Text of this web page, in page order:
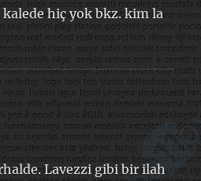
hiç yok bkz. kim la
Lavezzi gibi bir ilah